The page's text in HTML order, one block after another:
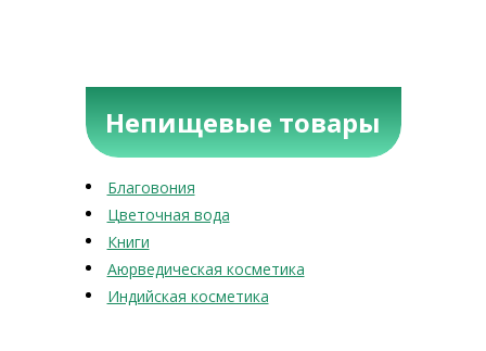
Непищевые товары
Благовония
Цветочная вода
Книги
Аюрведическая косметика
Индийская косметика